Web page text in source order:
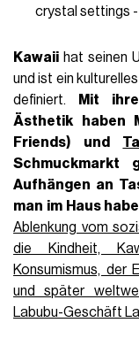
crystal settings
Kawaii hat seinen
und ist ein
definiert.
Mit
Ästhetik haben
Friends) und
Schmuckmarkt
Aufhängen an
man im Haus
Ablenkung vom
die Kindheit,
Konsumismus, der
und später
Labubu-Geschäft